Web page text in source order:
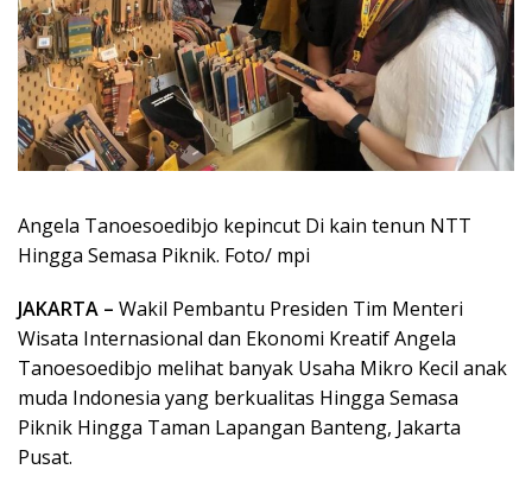
Angela Tanoesoedibjo kepincut Di kain tenun NTT
Hingga Semasa Piknik. Foto/ mpi
JAKARTA – Wakil Pembantu Presiden Tim Menteri
Wisata Internasional dan Ekonomi Kreatif Angela
Tanoesoedibjo melihat banyak Usaha Mikro Kecil anak
muda Indonesia yang berkualitas Hingga Semasa
Piknik Hingga Taman Lapangan Banteng, Jakarta
Pusat.